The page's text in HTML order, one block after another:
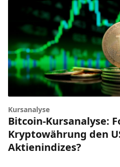
Kursanalyse
Bitcoin-Kursanalyse:
Kryptowährung den
Aktienindizes?